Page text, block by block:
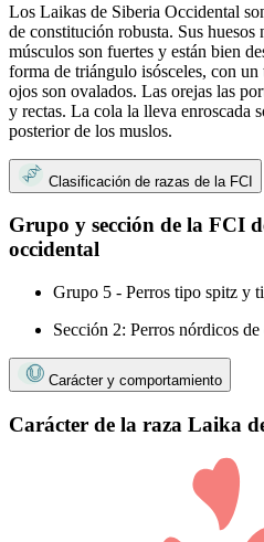
Los Laikas de Siberia Occidental
de constitución robusta. Sus
músculos son fuertes y están bien
forma de triángulo isósceles, con
ojos son ovalados. Las orejas las
y rectas. La cola la lleva enroscada
posterior de los muslos.
Clasificación de razas de la FCI
Grupo y sección de la FCI
occidental
Grupo 5 - Perros tipo spitz y
Sección 2: Perros nórdicos de
Carácter y comportamiento
Carácter de la raza Laika